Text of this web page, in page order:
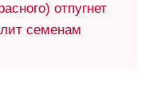
отпугнет
семенам